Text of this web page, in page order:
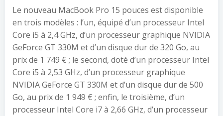
Le nouveau MacBook Pro 15 pouces est disponible
en trois modèles : l’un, équipé d’un processeur Intel
Core i5 à 2,4 GHz, d’un processeur graphique NVIDIA
GeForce GT 330M et d’un disque dur de 320 Go, au
prix de 1 749 € ; le second, doté d’un processeur Intel
Core i5 à 2,53 GHz, d’un processeur graphique
NVIDIA GeForce GT 330M et d’un disque dur de 500
Go, au prix de 1 949 € ; enfin, le troisième, d’un
processeur Intel Core i7 à 2,66 GHz, d’un processeur